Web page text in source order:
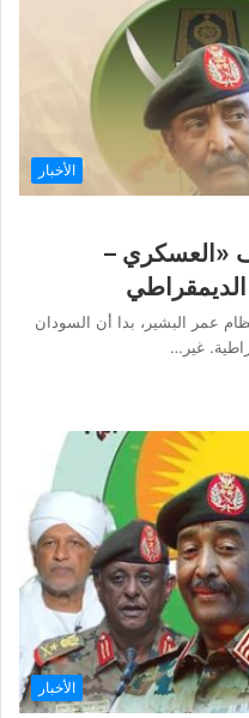
الأخبار
«العسكري –
الديمقراطي
عمر البشير، بدا أن السودان
غير…
الأخبار